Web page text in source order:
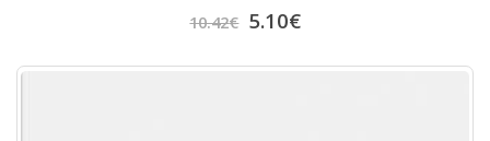
10.42€ 5.10€